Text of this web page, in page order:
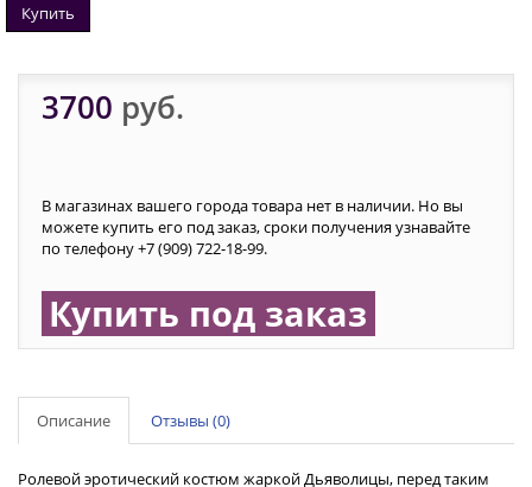
Купить
3700 руб.
В магазинах вашего города товара нет в наличии. Но вы
можете купить его под заказ, сроки получения узнавайте
по телефону +7 (909) 722-18-99.
Купить под заказ
Описание Отзывы (0)
Ролевой эротический костюм жаркой Дьяволицы, перед таким